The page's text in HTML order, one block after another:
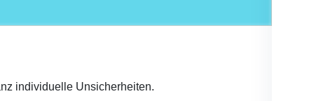
individuelle Unsicherheiten.